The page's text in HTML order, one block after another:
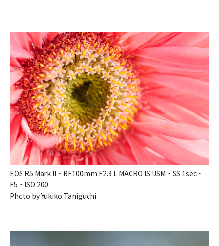
EOS R5 Mark II・RF100mm F2.8 L MACRO IS USM・SS 1sec・
F5・ISO 200
Photo by Yukiko Taniguchi